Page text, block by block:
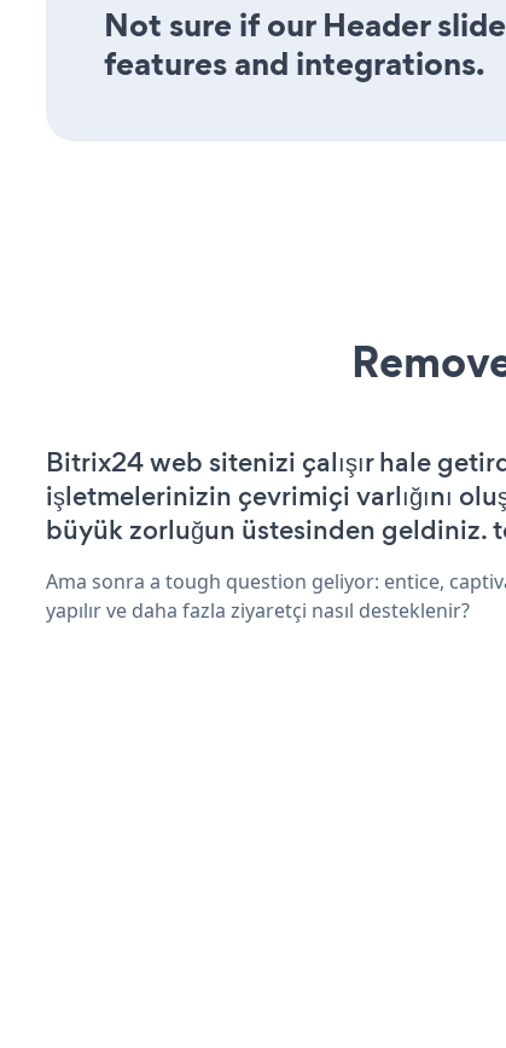
Not sure if our Header
features and integrations.
Bitrix24 web sitenizi çalışır hale
işletmelerinizin çevrimiçi varlığını
büyük zorluğun üstesinden geldiniz.
Ama sonra a tough question geliyor: entice,
yapılır ve daha fazla ziyaretçi nasıl desteklenir?